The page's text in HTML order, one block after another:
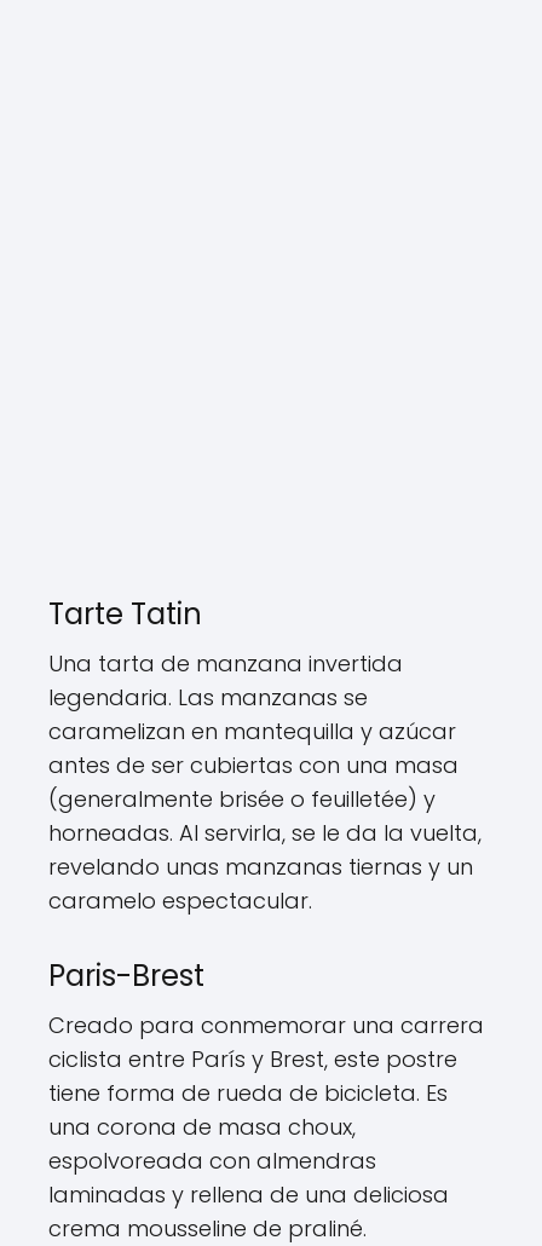
Tarte Tatin
Una tarta de manzana invertida
legendaria. Las manzanas se
caramelizan en mantequilla y azúcar
antes de ser cubiertas con una masa
(generalmente brisée o feuilletée) y
horneadas. Al servirla, se le da la vuelta,
revelando unas manzanas tiernas y un
caramelo espectacular.
Paris-Brest
Creado para conmemorar una carrera
ciclista entre París y Brest, este postre
tiene forma de rueda de bicicleta. Es
una corona de masa choux,
espolvoreada con almendras
laminadas y rellena de una deliciosa
crema mousseline de praliné.